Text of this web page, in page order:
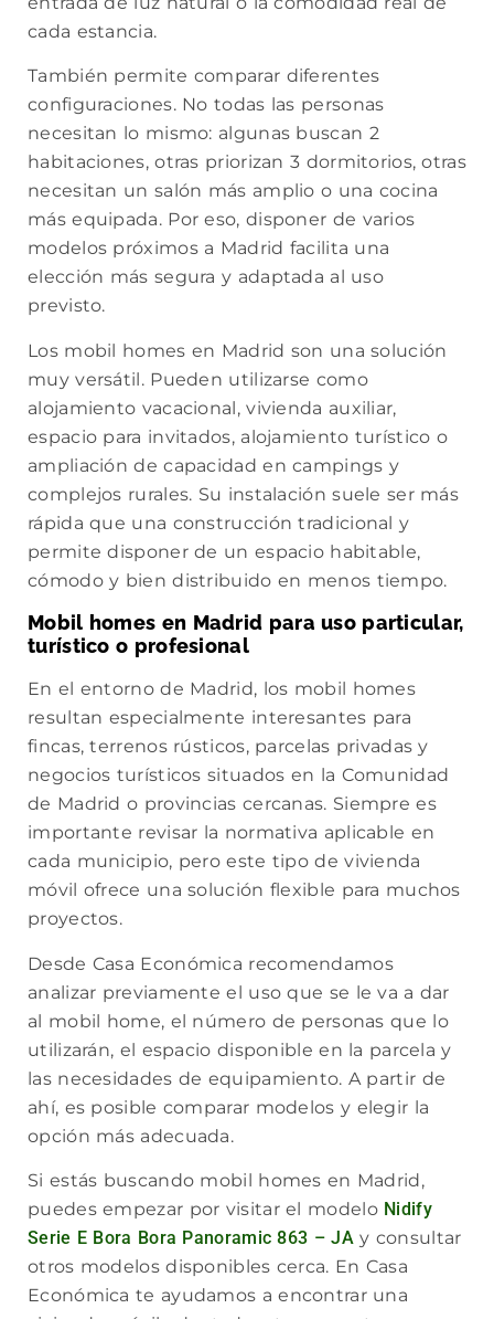
cada estancia.
También permite comparar diferentes
configuraciones. No todas las personas
necesitan lo mismo: algunas buscan 2
habitaciones, otras priorizan 3 dormitorios, otras
necesitan un salón más amplio o una cocina
más equipada. Por eso, disponer de varios
modelos próximos a Madrid facilita una
elección más segura y adaptada al uso
previsto.
Los mobil homes en Madrid son una solución
muy versátil. Pueden utilizarse como
alojamiento vacacional, vivienda auxiliar,
espacio para invitados, alojamiento turístico o
ampliación de capacidad en campings y
complejos rurales. Su instalación suele ser más
rápida que una construcción tradicional y
permite disponer de un espacio habitable,
cómodo y bien distribuido en menos tiempo.
Mobil homes en Madrid para uso particular,
turístico o profesional
En el entorno de Madrid, los mobil homes
resultan especialmente interesantes para
fincas, terrenos rústicos, parcelas privadas y
negocios turísticos situados en la Comunidad
de Madrid o provincias cercanas. Siempre es
importante revisar la normativa aplicable en
cada municipio, pero este tipo de vivienda
móvil ofrece una solución flexible para muchos
proyectos.
Desde Casa Económica recomendamos
analizar previamente el uso que se le va a dar
al mobil home, el número de personas que lo
utilizarán, el espacio disponible en la parcela y
las necesidades de equipamiento. A partir de
ahí, es posible comparar modelos y elegir la
opción más adecuada.
Si estás buscando mobil homes en Madrid,
puedes empezar por visitar el modelo Nidify
Serie E Bora Bora Panoramic 863 – JAy consultar
otros modelos disponibles cerca. En Casa
Económica te ayudamos a encontrar una